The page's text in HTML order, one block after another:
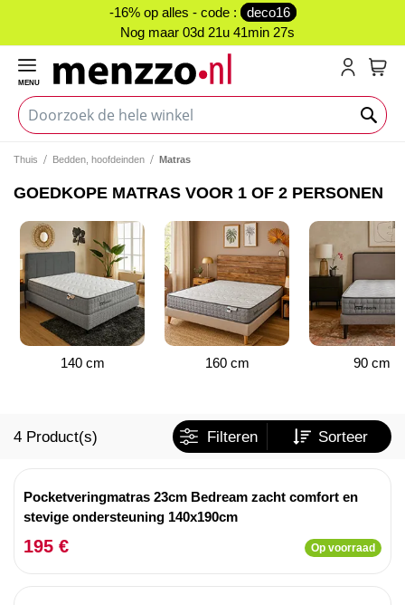
-16% op alles - code :
deco16
Nog maar 03d 21u 41min 27s
MENU
Thuis Bedden, hoofdeinden Matras
GOEDKOPE MATRAS VOOR 1 OF 2 PERSONEN
140 cm 160 cm 90 cm
4 Product(s) Filteren Sorteer
Pocketveringmatras 23cm Bedream zacht comfort en
stevige ondersteuning 140x190cm
195 € Op voorraad